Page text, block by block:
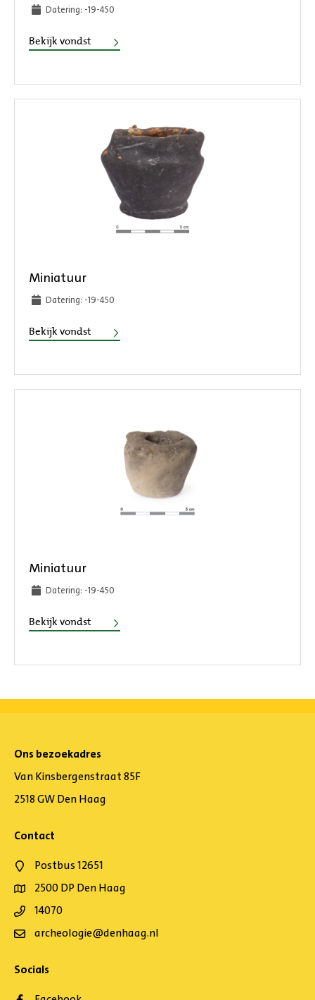
Datering: -19-450
Bekijk vondst Kralen
Miniatuur
Datering: -19-450
Bekijk vondst Miniatuur
Miniatuur
Datering: -19-450
Bekijk vondst Miniatuur
Ons bezoekadres
Van Kinsbergenstraat 85F
2518 GW Den Haag
Contact
Postbus 12651
2500 DP Den Haag
14070
archeologie@denhaag.nl
Socials